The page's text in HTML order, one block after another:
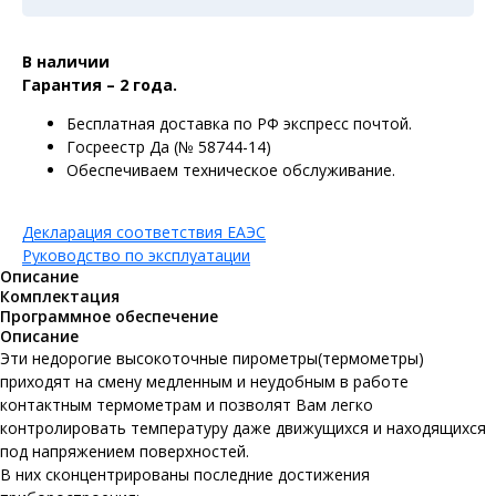
В наличии
Гарантия – 2 года.
Бесплатная доставка по РФ экспресс почтой.
Госреестр Да (№ 58744-14)
Обеспечиваем техническое обслуживание.
Декларация соответствия ЕАЭС
Руководство по эксплуатации
Описание
Комплектация
Программное обеспечение
Описание
Эти недорогие высокоточные пирометры(термометры)
приходят на смену медленным и неудобным в работе
контактным термометрам и позволят Вам легко
контролировать температуру даже движущихся и находящихся
под напряжением поверхностей.
В них сконцентрированы последние достижения